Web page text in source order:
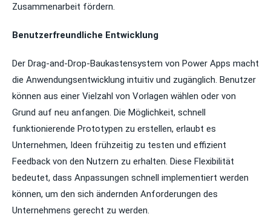
Zusammenarbeit fördern.
Benutzerfreundliche Entwicklung
Der Drag-and-Drop-Baukastensystem von Power Apps macht
die Anwendungsentwicklung intuitiv und zugänglich. Benutzer
können aus einer Vielzahl von Vorlagen wählen oder von
Grund auf neu anfangen. Die Möglichkeit, schnell
funktionierende Prototypen zu erstellen, erlaubt es
Unternehmen, Ideen frühzeitig zu testen und effizient
Feedback von den Nutzern zu erhalten. Diese Flexibilität
bedeutet, dass Anpassungen schnell implementiert werden
können, um den sich ändernden Anforderungen des
Unternehmens gerecht zu werden.